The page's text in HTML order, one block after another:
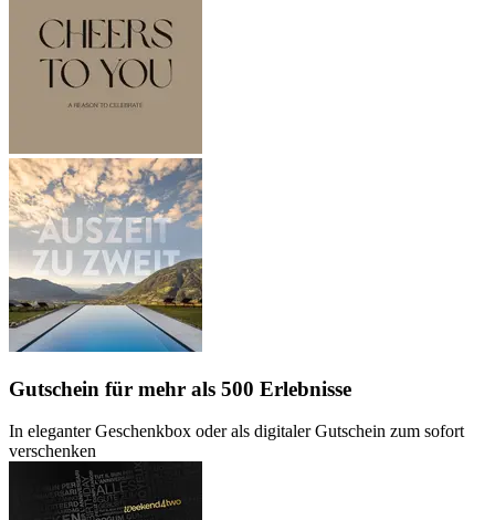
Gutschein für mehr als 500 Erlebnisse
In eleganter Geschenkbox oder als digitaler Gutschein zum sofort
verschenken